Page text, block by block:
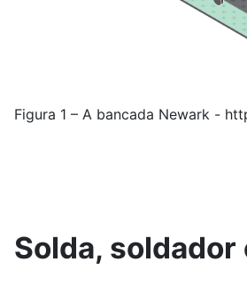
Figura 1 – A bancada Newark -
Solda,